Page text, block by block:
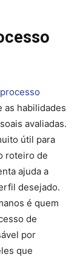
processo
as habilidades
avaliadas.
útil para
roteiro de
ajuda a
desejado.
é quem
de
por
que